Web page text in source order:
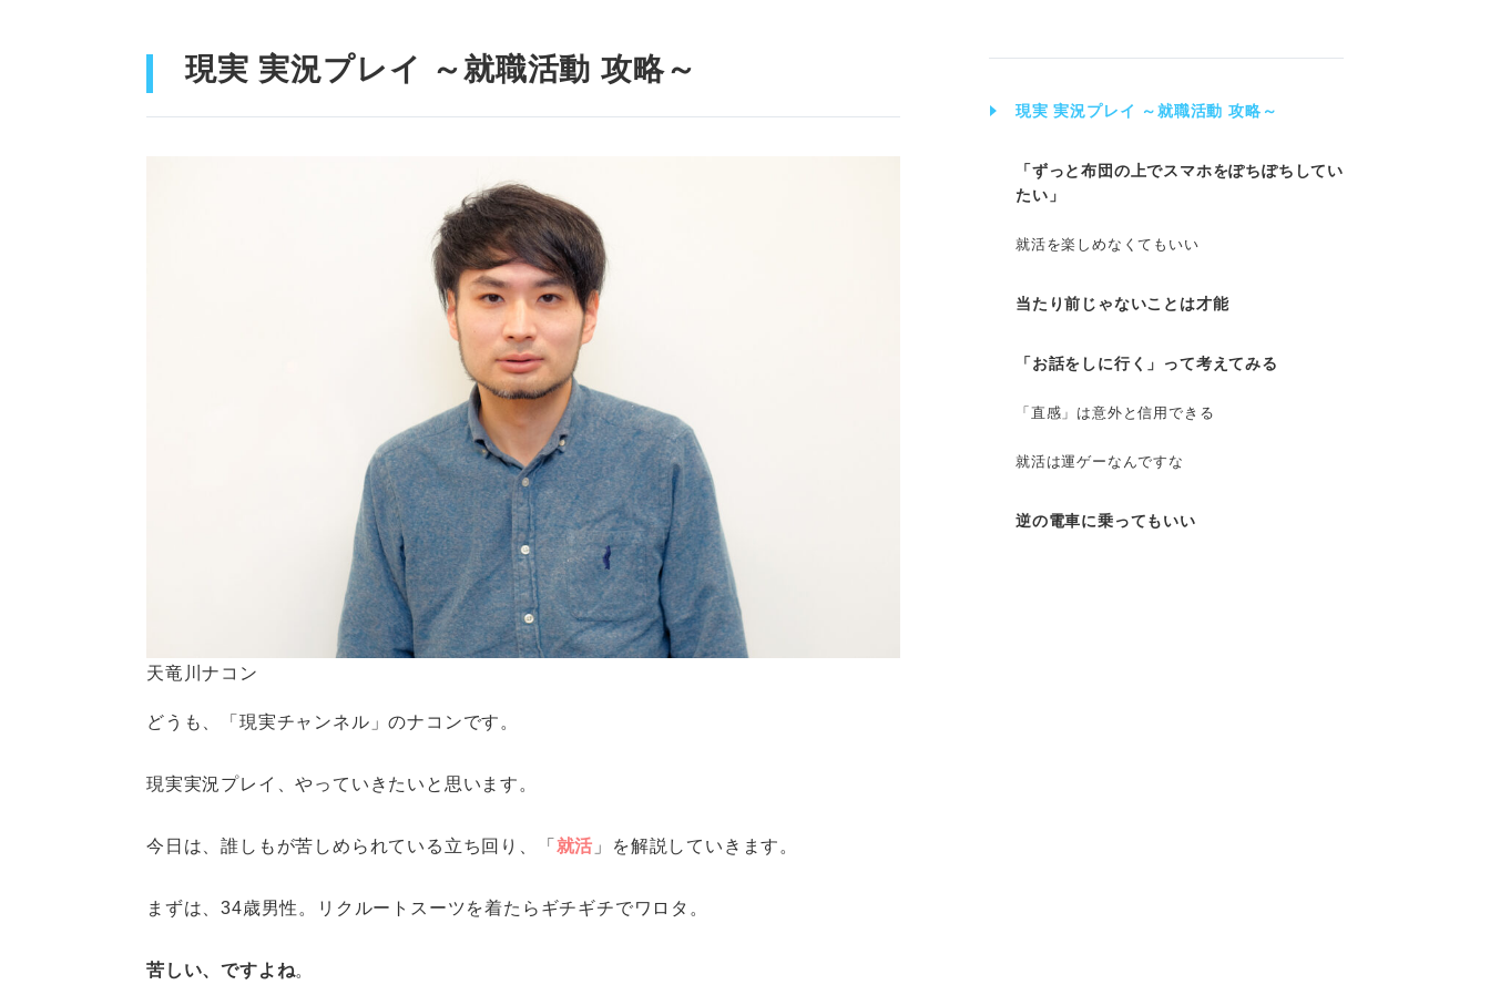
就活を楽しめなくてもいい
当たり前じゃないことは才能
「直感」は意外と信用できる
就活は運ゲーなんですな
現実 実況プレイ ～就職活動 攻略～
天竜川ナコン
どうも、「現実チャンネル」のナコンです。
現実実況プレイ、やっていきたいと思います。
今日は、誰しもが苦しめられている立ち回り、「 就活 」を解説していきます。
まずは、34歳男性。リクルートスーツを着たらギチギチでワロタ。
苦しい、ですよね。
現実 実況プレイ ～就職活動 攻略～
「ずっと布団の上でスマホをぽちぽちしてい
たい」
就活を楽しめなくてもいい
当たり前じゃないことは才能
「お話をしに行く」って考えてみる
「直感」は意外と信用できる
就活は運ゲーなんですな
逆の電車に乗ってもいい